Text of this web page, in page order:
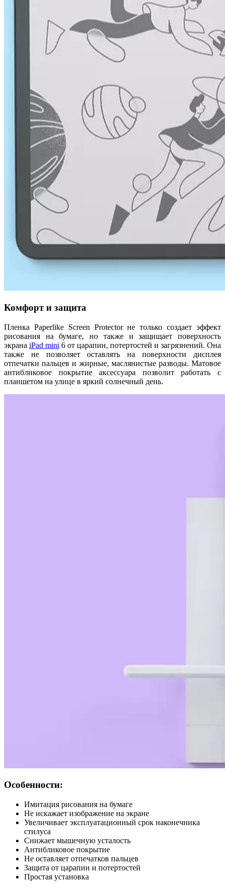
Комфорт и защита
Пленка Paperlike Screen Protector не только создает эффект
рисования на бумаге, но также и защищает поверхность
экрана iPad mini 6 от царапин, потертостей и загрязнений. Она
также не позволяет оставлять на поверхности дисплея
отпечатки пальцев и жирные, маслянистые разводы. Матовое
антибликовое покрытие аксессуара позволит работать с
планшетом на улице в яркий солнечный день.
Особенности:
Имитация рисования на бумаге
Не искажает изображение на экране
Увеличивает эксплуатационный срок наконечника
стилуса
Снижает мышечную усталость
Антибликовое покрытие
Не оставляет отпечатков пальцев
Защита от царапин и потертостей
Простая установка